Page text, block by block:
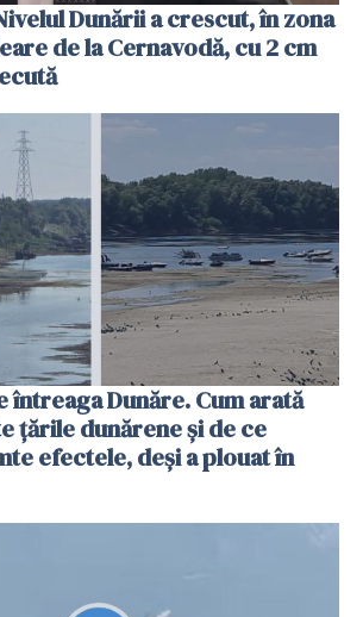
Dunării a crescut, în zona
de la Cernavodă, cu 2 cm
întreaga Dunăre. Cum arată
țările dunărene și de ce
efectele, deși a plouat în